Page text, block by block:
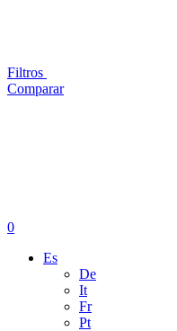
Filtros
Comparar
0
Es
De
It
Fr
Pt